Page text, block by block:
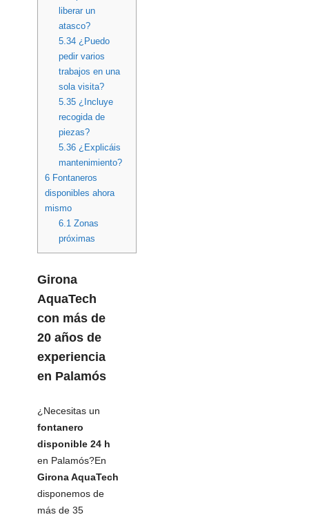
liberar un
atasco?
5.34¿Puedo
pedir varios
trabajos en una
sola visita?
5.35¿Incluye
recogida de
piezas?
5.36¿Explicáis
mantenimiento?
6 Fontaneros
disponibles ahora
mismo
6.1 Zonas
próximas
Girona
AquaTech
con más de
20 años de
experiencia
en Palamós
¿Necesitas un
fontanero
disponible 24 h
en Palamós?En
Girona AquaTech
disponemos de
más de 35